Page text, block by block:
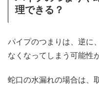
理できる？
パイプのつまりは、逆に
なくなってしまう可能性
蛇口の水漏れの場合は、